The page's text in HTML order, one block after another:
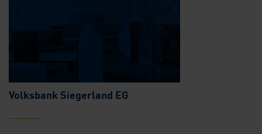
Volksbank Siegerland EG